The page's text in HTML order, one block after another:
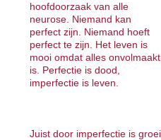
hoofdoorzaak van alle
neurose. Niemand kan
perfect zijn. Niemand hoeft
perfect te zijn. Het leven is
mooi omdat alles onvolmaakt
is. Perfectie is dood,
imperfectie is leven.
Juist door imperfectie is groei